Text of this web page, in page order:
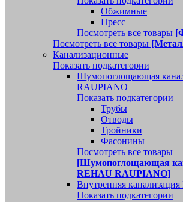
Обжимные
Пресс
Посмотреть все товары
Посмотреть все товары
Канализационные
Показать подкатегории
Шумопоглощающая
RAUPIANO
Показать подкатегории
Трубы
Отводы
Тройники
Фасонины
Посмотреть все товары
[Шумопоглощающая
REHAU RAUPIANO]
Внутренняя
Показать подкатегории